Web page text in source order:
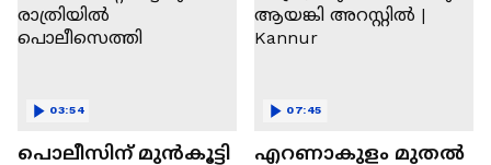
പൊലീസിന് മുൻകൂട്ടി
03:54
എറണാകുളം മുതൽ
07:45